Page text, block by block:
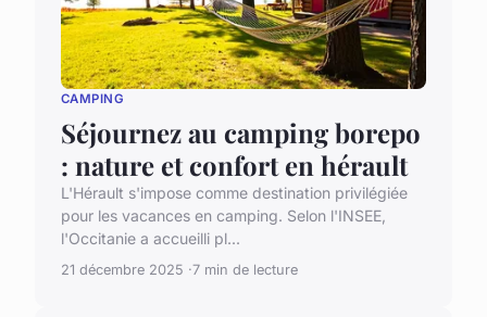
CAMPING
Séjournez au camping borepo
: nature et confort en hérault
L'Hérault s'impose comme destination privilégiée
pour les vacances en camping. Selon l'INSEE,
l'Occitanie a accueilli pl...
21 décembre 2025 7 min de lecture